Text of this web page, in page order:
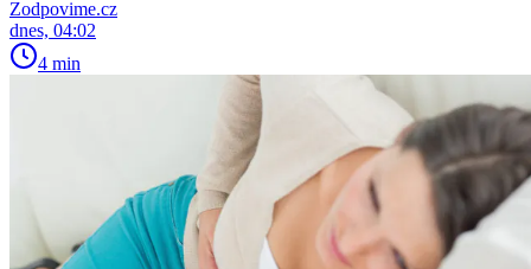
Zodpovime.cz
dnes, 04:02
4 min